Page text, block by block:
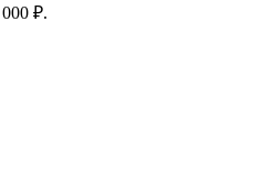
₽.